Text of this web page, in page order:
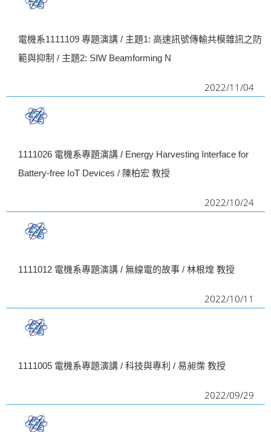
電機系1111109 專題演講 / 主題1: 高速訊號傳輸共模雜訊之防
範與抑制 / 主題2: SIW Beamforming N
2022/11/04
1111026 電機系專題演講 / Energy Harvesting Interface for
Battery-free IoT Devices / 陳柏宏 教授
2022/10/24
1111012 電機系專題演講 / 無線電的故事 / 林根煌 教授
2022/10/11
1111005 電機系專題演講 / 科技與專利 / 易昶霈 教授
2022/09/29